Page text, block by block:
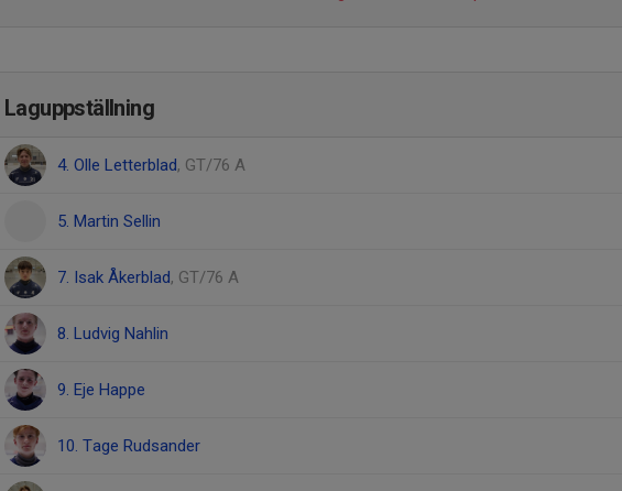
Laguppställning
4. Olle Letterblad, GT/76 A
5. Martin Sellin
7. Isak Åkerblad, GT/76 A
8. Ludvig Nahlin
9. Eje Happe
10. Tage Rudsander